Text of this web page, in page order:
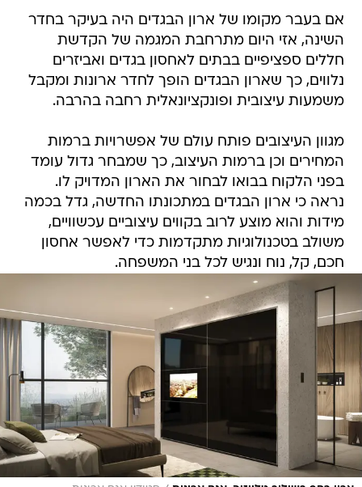
אם בעבר מקומו של ארון הבגדים היה בעיקר בחדר
השינה, אזי היום מתרחבת המגמה של הקדשת
חללים ספציפיים בבתים לאחסון בגדים ואביזרים
נלווים, כך שארון הבגדים הופך לחדר ארונות ומקבל
משמעות עיצובית ופונקציונאלית רחבה בהרבה.
מגוון העיצובים פותח עולם של אפשרויות ברמות
המחירים וכן ברמות העיצוב, כך שמבחר גדול עומד
בפני הלקוח בבואו לבחור את הארון המדויק לו.
נראה כי ארון הבגדים במתכונתו החדשה, גדל בכמה
מידות והוא מוצע לרוב בקווים עיצוביים עכשוויים,
משולב בטכנולוגיות מתקדמות כדי לאפשר אחסון
חכם, קל, נוח ונגיש לכל בני המשפחה.